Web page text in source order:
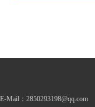
E-Mail：2850293198@qq.com